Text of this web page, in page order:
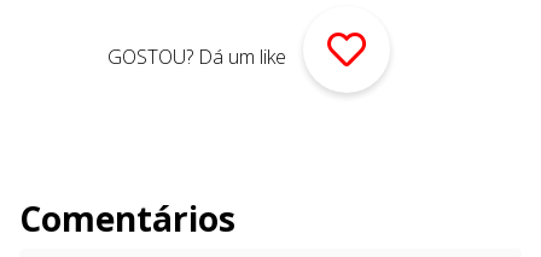
GOSTOU? Dá um like
Comentários